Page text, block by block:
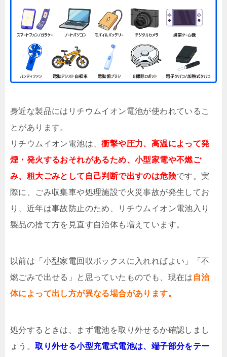
身近な製品にはリチウムイオン電池が使われているこ
とがあります。
リチウムイオン電池は、衝撃や圧力、高温によって発
煙・発火するおそれがあるため、小型家電や不燃ご
み、粗大ごみとして自己判断で出すのは危険です。実
際に、ごみ収集車や処理施設で火災事故が発生してお
り、近年は事故防止のため、リチウムイオン電池入り
製品の捨て方を見直す自治体も増えています。
以前は「小型家電回収ボックスに入れればよい」「不
燃ごみで出せる」と思っていたものでも、現在は 自治
体によって出し方が異なる場合があります。
処分するときは、まず電池を取り外せるか確認しまし
ょう。取り外せる小型充電式電池は、端子部分をテー